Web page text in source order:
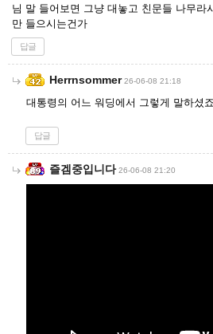
님 말 들어보면 그냥 대놓고 친문들 나무라
만 들으시는건가
답글
Herrnsommer 26-06-08 21:18
대통령의 어느 워딩에서 그렇게 말하셨죠
답글
즐겜중입니다 26-06-08 21:20